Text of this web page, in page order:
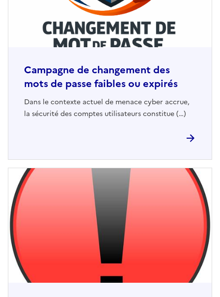
Campagne de changement des
mots de passe faibles ou expirés
Dans le contexte actuel de menace cyber accrue,
la sécurité des comptes utilisateurs constitue (…)